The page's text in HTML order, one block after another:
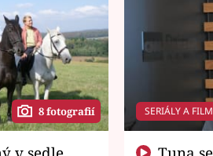
8 fotografií SERIÁLY A